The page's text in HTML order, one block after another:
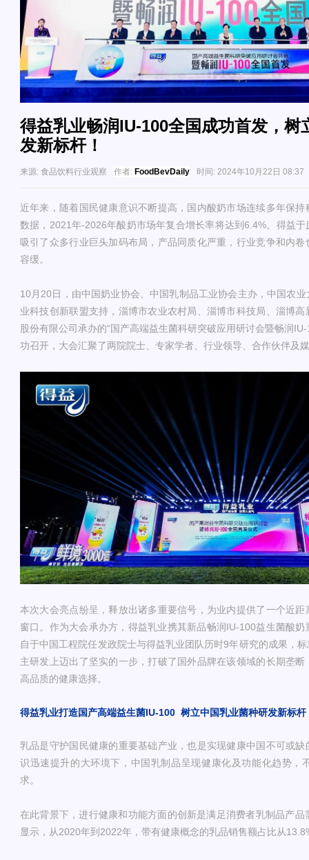
得益乳业畅润IU-100全国成功首发，树
发新标杆！
来源: 食品饮料行业观察 作者: FoodBevDaily 时间: 2024年10月22日 08:37
近年来，随着国民健康意识不断提高，国内酸奶市场连续多年保
数据，2021年-2026年酸奶市场年复合增长率将达到6.4%。得益
吸引了众多行业巨头加码布局，产品同质化严重，行业竞争和内
容缓。
10月20日，由中国奶业协会、中国乳制品工业协会主办，中国农
业科技创新联盟支持，淄博市农业农村局、淄博市科技局、淄博
股份有限公司承办的“国产高端益生菌科研突破应用研讨会暨畅润
功召开，大会汇聚了两院院士、专家学者、行业领导、合作伙伴及
本次大会亮点纷呈，释放出诸多重要信号，为业内提供了一个近
窗口。作为大会承办方，得益乳业携其新品畅润IU-100益生菌酸
自于中国工程院任发政院士与得益乳业团队历时9年研究的成果，
主研发上迈出了坚实的一步，打破了国外品牌在该领域的长期垄
高品质的健康选择。
得益乳业打造国产高端益生菌IU-100 树立中国乳业菌种研发新标杆
乳品是守护国民健康的重要基础产业，也是实现健康中国不可或
识迅速提升的大环境下，中国乳制品呈现健康化及功能化趋势，
求。
在此背景下，进行健康和功能方面的创新是满足消费者乳制品产
显示，从2020年到2022年，带有健康概念的乳品销售额占比从